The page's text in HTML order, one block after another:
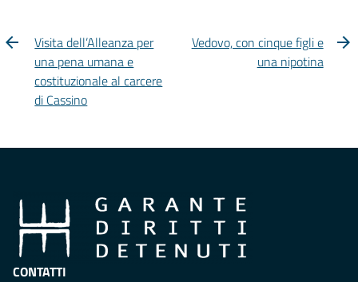
Visita dell’Alleanza per
una pena umana e
costituzionale al carcere
di Cassino
Vedovo, con cinque figli e
una nipotina
CONTATTI